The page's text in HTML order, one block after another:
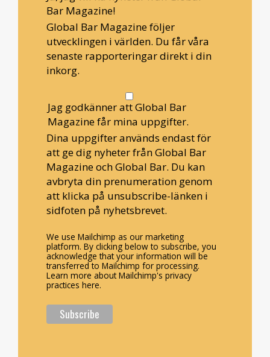
Bar Magazine!
Global Bar Magazine följer
utvecklingen i världen. Du får våra
senaste rapporteringar direkt i din
inkorg.
Jag godkänner att Global Bar
Magazine får mina uppgifter.
Dina uppgifter används endast för
att ge dig nyheter från Global Bar
Magazine och Global Bar. Du kan
avbryta din prenumeration genom
att klicka på unsubscribe-länken i
sidfoten på nyhetsbrevet.
We use Mailchimp as our marketing
platform. By clicking below to subscribe, you
acknowledge that your information will be
transferred to Mailchimp for processing.
Learn more about Mailchimp's privacy
practices here.